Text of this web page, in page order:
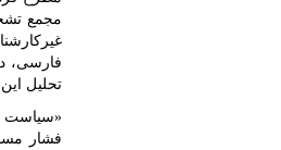
مجمع
فارسی،
تحلیل
«سیاست
فشار